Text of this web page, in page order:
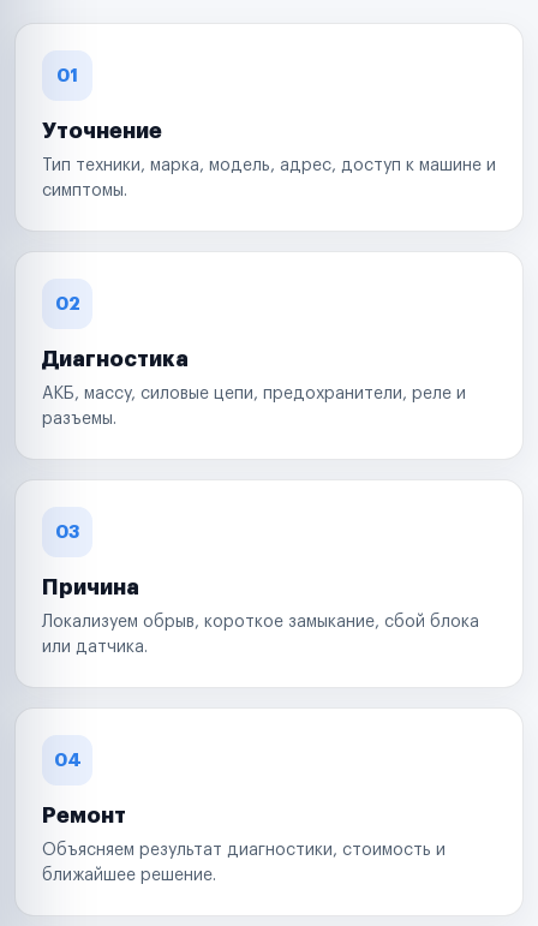
01
Уточнение
Тип техники, марка, модель, адрес, доступ к машине и
симптомы.
02
Диагностика
АКБ, массу, силовые цепи, предохранители, реле и
разъемы.
03
Причина
Локализуем обрыв, короткое замыкание, сбой блока
или датчика.
04
Ремонт
Объясняем результат диагностики, стоимость и
ближайшее решение.